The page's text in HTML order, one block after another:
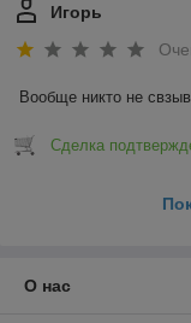
Игорь
Вообще никто не
Сделка
О нас